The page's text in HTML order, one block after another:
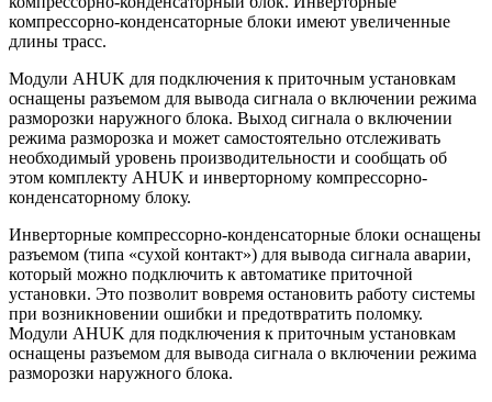
компрессорно-конденсаторные блоки имеют увеличенные
длины трасс.
Модули AHUK для подключения к приточным установкам
оснащены разъемом для вывода сигнала о включении режима
разморозки наружного блока. Выход сигнала о включении
режима разморозка и может самостоятельно отслеживать
необходимый уровень производительности и сообщать об
этом комплекту AHUK и инверторному компрессорно-
конденсаторному блоку.
Инверторные компрессорно-конденсаторные блоки оснащены
разъемом (типа «сухой контакт») для вывода сигнала аварии,
который можно подключить к автоматике приточной
установки. Это позволит вовремя остановить работу системы
при возникновении ошибки и предотвратить поломку.
Модули AHUK для подключения к приточным установкам
оснащены разъемом для вывода сигнала о включении режима
разморозки наружного блока.